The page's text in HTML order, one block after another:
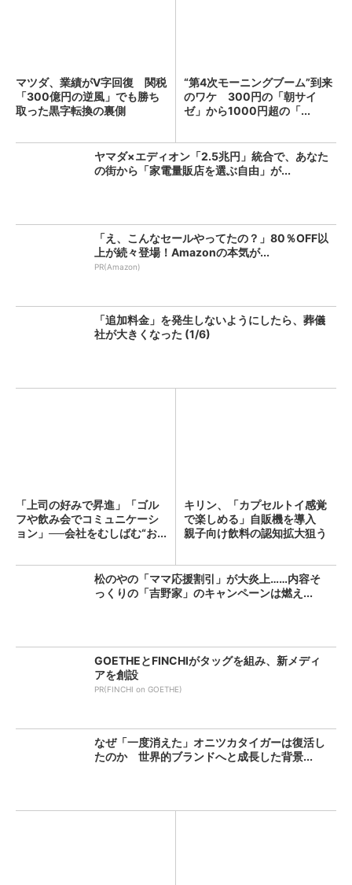
マツダ、業績がV字回復 関税
「300億円の逆風」でも勝ち
取った黒字転換の裏側
“第4次モーニングブーム”到来
のワケ 300円の「朝サイ
ゼ」から1000円超の「...
ヤマダ×エディオン「2.5兆円」統合で、あなた
の街から「家電量販店を選ぶ自由」が...
「え、こんなセールやってたの？」80％OFF以
上が続々登場！Amazonの本気が...
PR(Amazon)
「追加料金」を発生しないようにしたら、葬儀
社が大きくなった (1/6)
「上司の好みで昇進」「ゴル
フや飲み会でコミュニケーシ
ョン」──会社をむしばむ“お...
キリン、「カプセルトイ感覚
で楽しめる」自販機を導入
親子向け飲料の認知拡大狙う
松のやの「ママ応援割引」が大炎上……内容そ
っくりの「吉野家」のキャンペーンは燃え...
GOETHEとFINCHIがタッグを組み、新メディ
アを創設
PR(FINCHI on GOETHE)
なぜ「一度消えた」オニツカタイガーは復活し
たのか 世界的ブランドへと成長した背景...